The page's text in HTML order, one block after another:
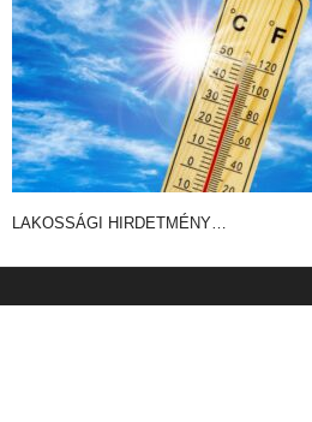
LAKOSSÁGI HIRDETMÉNY…